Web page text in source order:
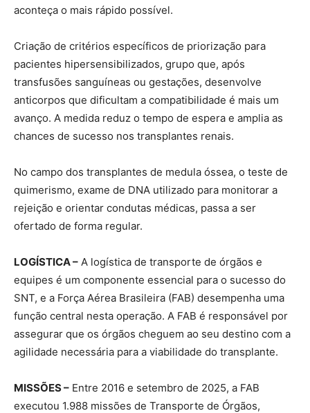
aconteça o mais rápido possível.
Criação de critérios específicos de priorização para
pacientes hipersensibilizados, grupo que, após
transfusões sanguíneas ou gestações, desenvolve
anticorpos que dificultam a compatibilidade é mais um
avanço. A medida reduz o tempo de espera e amplia as
chances de sucesso nos transplantes renais.
No campo dos transplantes de medula óssea, o teste de
quimerismo, exame de DNA utilizado para monitorar a
rejeição e orientar condutas médicas, passa a ser
ofertado de forma regular.
LOGÍSTICA – A logística de transporte de órgãos e
equipes é um componente essencial para o sucesso do
SNT, e a Força Aérea Brasileira (FAB) desempenha uma
função central nesta operação. A FAB é responsável por
assegurar que os órgãos cheguem ao seu destino com a
agilidade necessária para a viabilidade do transplante.
MISSÕES – Entre 2016 e setembro de 2025, a FAB
executou 1.988 missões de Transporte de Órgãos,